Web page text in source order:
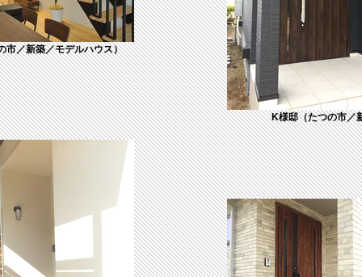
市／新築／モデルハウス）
K様邸（たつの市／